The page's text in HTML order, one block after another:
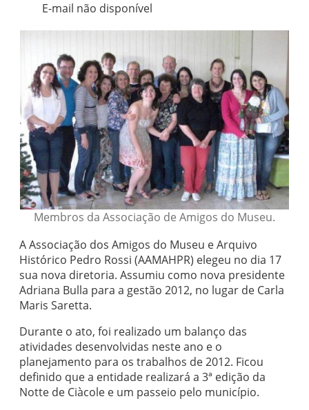
E-mail não disponível
Membros da Associação de Amigos do Museu.
A Associação dos Amigos do Museu e Arquivo
Histórico Pedro Rossi (AAMAHPR) elegeu no dia 17
sua nova diretoria. Assumiu como nova presidente
Adriana Bulla para a gestão 2012, no lugar de Carla
Maris Saretta.
Durante o ato, foi realizado um balanço das
atividades desenvolvidas neste ano e o
planejamento para os trabalhos de 2012. Ficou
definido que a entidade realizará a 3ª edição da
Notte de Ciàcole e um passeio pelo município.